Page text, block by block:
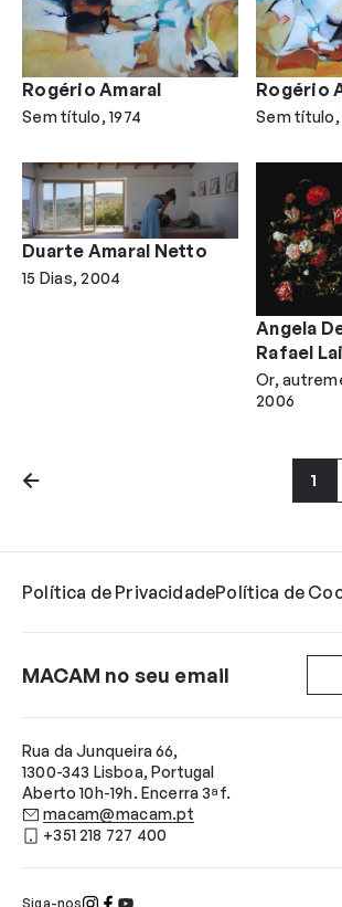
Sem título 1974
Rogério Amaral
Sem título
Rogério
15 Dias 2004
Duarte Amaral Netto
Or,
2006
Angela
Rafael
Anterior
1
Política de PrivacidadePolítica de
Siga-nos
Rua da Junqueira 66,
1300-343 Lisboa, Portugal
Aberto 10h-19h. Encerra 3ªf.
macam@macam.pt
+351 218 727 400
MACAM no seu email